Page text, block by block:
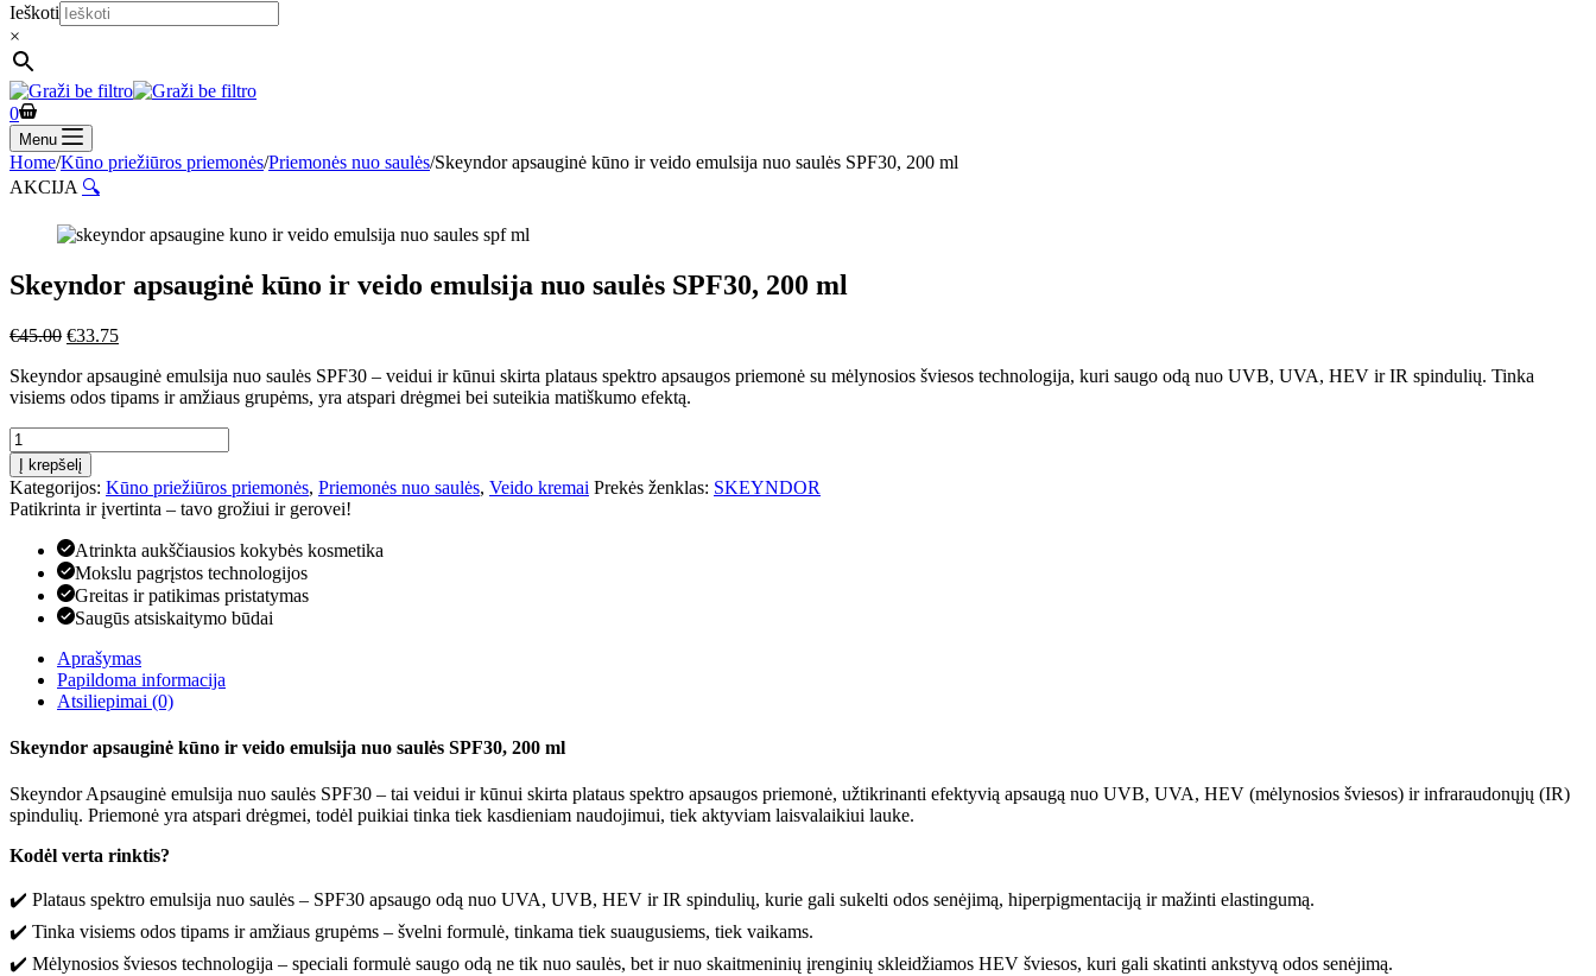
Ieškoti
×
Shopping
cart
0
Menu
Home/Kūno priežiūros priemonės/Priemonės nuo saulės/Skeyndor apsauginė kūno ir veido emulsija nuo saulės SPF30, 200 ml
AKCIJA 🔍
Skeyndor apsauginė kūno ir veido emulsija nuo saulės SPF30, 200 ml
€45.00 Original
was:
€45.00.
€33.75Current
is:
€33.75.
Skeyndor apsauginė emulsija nuo saulės SPF30 – veidui ir kūnui skirta plataus spektro apsaugos priemonė su mėlynosios šviesos technologija, kuri saugo odą nuo UVB, UVA, HEV ir IR spindulių. Tinka
visiems odos tipams ir amžiaus grupėms, yra atspari drėgmei bei suteikia matiškumo efektą.
produkto
kiekis:
Skeyndor
apsauginė
kūno
emulsija
saulės
SPF30,
Į krepšelį
Kategorijos: Kūno priežiūros priemonės, Priemonės nuo saulės, Veido kremai Prekės ženklas: SKEYNDOR
Patikrinta ir įvertinta – tavo grožiui ir gerovei!
Atrinkta aukščiausios kokybės kosmetika
Mokslu pagrįstos technologijos
Greitas ir patikimas pristatymas
Saugūs atsiskaitymo būdai
Aprašymas
Papildoma informacija
Atsiliepimai (0)
Skeyndor apsauginė kūno ir veido emulsija nuo saulės SPF30, 200 ml
Skeyndor Apsauginė emulsija nuo saulės SPF30 – tai veidui ir kūnui skirta plataus spektro apsaugos priemonė, užtikrinanti efektyvią apsaugą nuo UVB, UVA, HEV (mėlynosios šviesos) ir infraraudonųjų (IR)
spindulių. Priemonė yra atspari drėgmei, todėl puikiai tinka tiek kasdieniam naudojimui, tiek aktyviam laisvalaikiui lauke.
Kodėl verta rinktis?
✔️ Plataus spektro emulsija nuo saulės – SPF30 apsaugo odą nuo UVA, UVB, HEV ir IR spindulių, kurie gali sukelti odos senėjimą, hiperpigmentaciją ir mažinti elastingumą.
✔️ Tinka visiems odos tipams ir amžiaus grupėms – švelni formulė, tinkama tiek suaugusiems, tiek vaikams.
✔️ Mėlynosios šviesos technologija – speciali formulė saugo odą ne tik nuo saulės, bet ir nuo skaitmeninių įrenginių skleidžiamos HEV šviesos, kuri gali skatinti ankstyvą odos senėjimą.